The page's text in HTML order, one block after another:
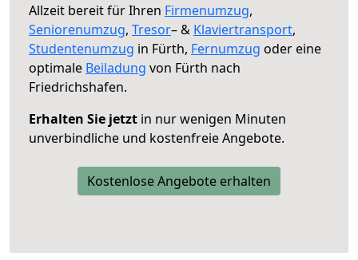
Allzeit bereit für Ihren Firmenumzug,
Seniorenumzug, Tresor– & Klaviertransport,
Studentenumzug in Fürth, Fernumzug oder eine
optimale Beiladung von Fürth nach
Friedrichshafen.
Erhalten Sie jetzt in nur wenigen Minuten
unverbindliche und kostenfreie Angebote.
Kostenlose Angebote erhalten